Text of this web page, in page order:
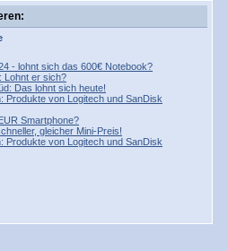
- lohnt sich das 600€ Notebook?
Lohnt er sich?
Das lohnt sich heute!
Produkte von Logitech und SanDisk
Smartphone?
gleicher Mini-Preis!
Produkte von Logitech und SanDisk